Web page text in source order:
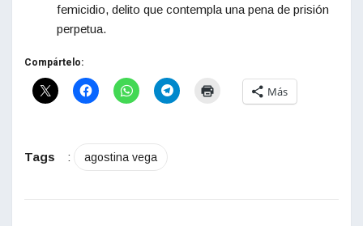
femicidio, delito que contempla una pena de prisión
perpetua.
Compártelo:
Más
Tags : agostina vega